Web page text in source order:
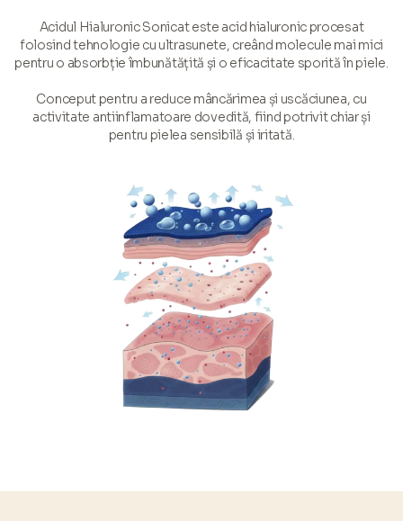
Acidul Hialuronic Sonicat este acid hialuronic procesat
folosind tehnologie cu ultrasunete, creând molecule mai mici
pentru o absorbție îmbunătățită și o eficacitate sporită în piele.
Conceput pentru a reduce mâncărimea și uscăciunea, cu
activitate antiinflamatoare dovedită, fiind potrivit chiar și
pentru pielea sensibilă și iritată.